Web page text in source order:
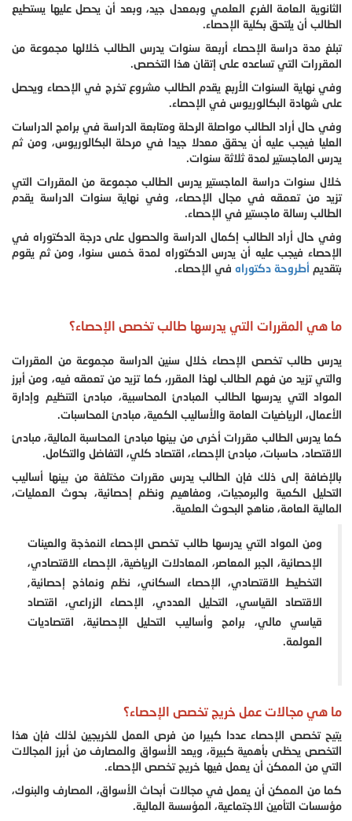
الثانوية العامة الفرع العلمي وبمعدل جيد، وبعد أن يحصل عليها يستطيع
الطالب أن يلتحق بكلية الإحصاء.
تبلغ مدة دراسة الإحصاء أربعة سنوات يدرس الطالب خلالها مجموعة من
المقررات التي تساعده على إتقان هذا التخصص.
وفي نهاية السنوات الأربع يقدم الطالب مشروع تخرج في الإحصاء ويحصل
على شهادة البكالوريوس في الإحصاء.
وفي حال أراد الطالب مواصلة الرحلة ومتابعة الدراسة في برامج الدراسات
العليا فيجب عليه أن يحقق معدلا جيدا في مرحلة البكالوريوس، ومن ثم
يدرس الماجستير لمدة ثلاثة سنوات.
خلال سنوات دراسة الماجستير يدرس الطالب مجموعة من المقررات التي
تزيد من تعمقه في مجال الإحصاء، وفي نهاية سنوات الدراسة يقدم
الطالب رسالة ماجستير في الإحصاء.
وفي حال أراد الطالب إكمال الدراسة والحصول على درجة الدكتوراه في
الإحصاء فيجب عليه أن يدرس الدكتوراه لمدة خمس سنوا، ومن ثم يقوم
بتقديم أطروحة دكتوراه في الإحصاء.
ما هي المقررات التي يدرسها طالب تخصص الإحصاء؟
يدرس طالب تخصص الإحصاء خلال سنين الدراسة مجموعة من المقررات
والتي تزيد من فهم الطالب لهذا المقرر، كما تزيد من تعمقه فيه، ومن أبرز
المواد التي يدرسها الطالب المبادئ المحاسبية، مبادئ التنظيم وإدارة
الأعمال، الرياضيات العامة والأساليب الكمية، مبادئ المحاسبات.
كما يدرس الطالب مقررات أخرى من بينها مبادئ المحاسبة المالية، مبادئ
الاقتصاد، حاسبات، مبادئ الإحصاء، اقتصاد كلي، التفاضل والتكامل.
بالإضافة إلى ذلك فإن الطالب يدرس مقررات مختلفة من بينها أساليب
التحليل الكمية والبرمجيات، ومفاهيم ونظم إحصائية، بحوث العمليات،
المالية العامة، مناهج البحوث العلمية.
ومن المواد التي يدرسها طالب تخصص الإحصاء النمذجة والعينات
الإحصائية، الجبر المعاصر، المعادلات الرياضية، الإحصاء الاقتصادي،
التخطيط الاقتصادي، الإحصاء السكاني، نظم ونماذج إحصائية,
الاقتصاد القياسي، التحليل العددي، الإحصاء الزراعي، اقتصاد
قياسي مالي، برامج وأساليب التحليل الإحصائية، اقتصاديات
العولمة.
ما هي مجالات عمل خريج تخصص الإحصاء؟
يتيح تخصص الإحصاء عددا كبيرا من فرص العمل للخريجين لذلك فإن هذا
التخصص يحظى بأهمية كبيرة، ويعد الأسواق والمصارف من أبرز المجالات
التي من الممكن أن يعمل فيها خريج تخصص الإحصاء.
كما من الممكن أن يعمل في مجالات أبحاث الأسواق، المصارف والبنوك،
مؤسسات التأمين الاجتماعية، المؤسسة المالية.